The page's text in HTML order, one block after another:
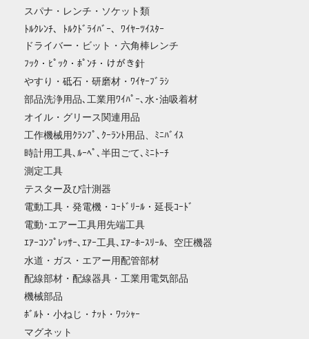
スパナ・レンチ・ソケット類
ﾄﾙｸﾚﾝﾁ、ﾄﾙｸﾄﾞﾗｲﾊﾞｰ、ﾜｲﾔｰﾂｲｽﾀｰ
ドライバー・ビット・六角棒レンチ
ﾌｯｸ・ﾋﾟｯｸ・ﾎﾟﾝﾁ・けがき針
やすり・砥石・研磨材・ﾜｲﾔｰﾌﾞﾗｼ
部品洗浄用品､工業用ﾜｲﾊﾟｰ､水･油吸着材
オイル・グリース関連用品
工作機械用ｸﾗﾝﾌﾟ､ｸｰﾗﾝﾄ用品、ﾐﾆﾊﾞｲｽ
時計用工具､ﾙｰﾍﾟ､半田ごて､ﾐﾆﾄｰﾁ
測定工具
テスター及び計測器
電動工具・発電機・ｺｰﾄﾞﾘｰﾙ・延長ｺｰﾄﾞ
電動･エアー工具用先端工具
ｴｱｰｺﾝﾌﾟﾚｯｻｰ､ｴｱｰ工具､ｴｱｰﾎｰｽﾘｰﾙ、空圧機器
水道・ガス・エアー用配管部材
配線部材・配線器具・工業用電気部品
機械部品
ﾎﾞﾙﾄ・小ねじ・ﾅｯﾄ・ﾜｯｼｬｰ
マグネット